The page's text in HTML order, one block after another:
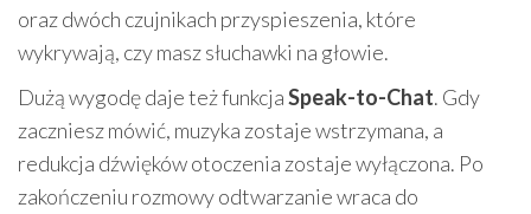
oraz dwóch czujnikach przyspieszenia, które
wykrywają, czy masz słuchawki na głowie.
Dużą wygodę daje też funkcjaSpeak-to-Chat. Gdy
zaczniesz mówić, muzyka zostaje wstrzymana, a
redukcja dźwięków otoczenia zostaje wyłączona. Po
zakończeniu rozmowy odtwarzanie wraca do